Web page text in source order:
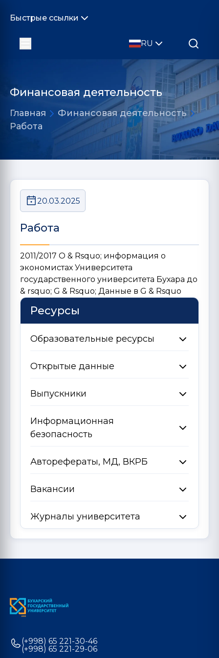
Быстрые ссылки
RU
Финансовая деятельность
Главная
Финансовая деятельность
Работа
20.03.2025
Работа
2011/2017 O & Rsquo; информация о
экономистах Университета
государственного университета Бухара до
& rsquo; G & Rsquo; Данные в G & Rsquo
Ресурсы
Образовательные ресурсы
Открытые данные
Выпускники
Информационная
безопасность
Авторефераты, МД, ВКРБ
Вакансии
Журналы университета
(+998) 65 221-30-46
(+998) 65 221-29-06